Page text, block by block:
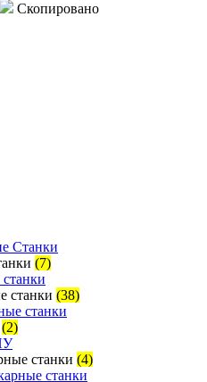
Скопировано
Станки
(7)
станки (38)
(2)
станки (4)